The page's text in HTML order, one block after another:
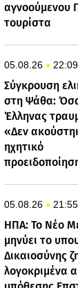
αγνοούμενου
τουρίστα
05.08.26 22:09
Σύγκρουση
στη Ψάθα:
Έλληνας
«Δεν
ηχητικό
05.08.26 21:55
ΗΠΑ: Το Νέο
μηνύει το
Δικαιοσύνης
λογοκριμένα